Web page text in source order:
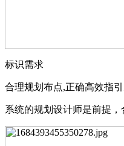
标识需求
合理规划布点,正确⾼效指
系统的规划设计师是前提